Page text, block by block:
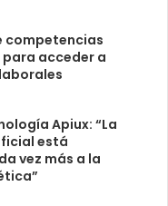
competencias
acceder a
Apiux: “La
está
vez más a la